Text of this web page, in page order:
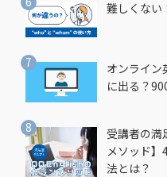
難しくな
オンライン
に出る？
受講者の
メソッド
法とは？